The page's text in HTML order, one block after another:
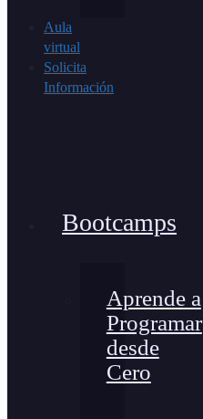
Aula
virtual
Solicita
Información
Bootcamps
Aprende a
Programar
desde
Cero